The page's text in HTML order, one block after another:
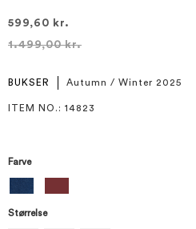
599,60 kr.
1.499,00 kr.
BUKSER Autumn / Winter 2025
ITEM NO. : 14823
Farve
Størrelse